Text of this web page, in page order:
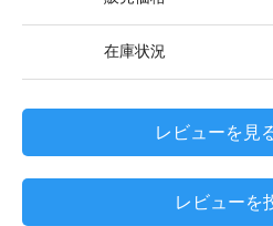
在庫状況
レビューを見
レビューを